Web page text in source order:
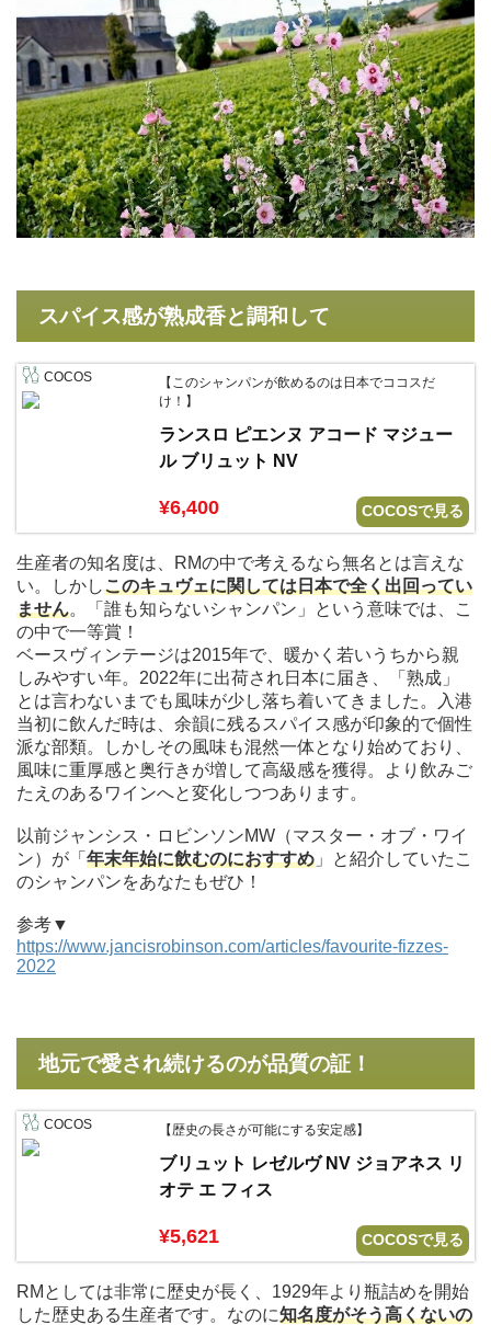
スパイス感が熟成香と調和して
COCOS
【このシャンパンが飲めるのは日本でココスだ
け！】
ランスロ ピエンヌ アコード マジュー
ル ブリュット NV
¥6,400 COCOSで見る
生産者の知名度は、RMの中で考えるなら無名とは言えな
い。しかしこのキュヴェに関しては日本で全く出回ってい
ません。「誰も知らないシャンパン」という意味では、こ
の中で一等賞！
ベースヴィンテージは2015年で、暖かく若いうちから親
しみやすい年。2022年に出荷され日本に届き、「熟成」
とは言わないまでも風味が少し落ち着いてきました。入港
当初に飲んだ時は、余韻に残るスパイス感が印象的で個性
派な部類。しかしその風味も混然一体となり始めており、
風味に重厚感と奥行きが増して高級感を獲得。より飲みご
たえのあるワインへと変化しつつあります。
以前ジャンシス・ロビンソンMW（マスター・オブ・ワイ
ン）が「 年末年始に飲むのにおすすめ 」と紹介していたこ
のシャンパンをあなたもぜひ！
参考▼
https://www.jancisrobinson.com/articles/favourite-fizzes-
2022
地元で愛され続けるのが品質の証！
COCOS 【歴史の長さが可能にする安定感】
ブリュット レゼルヴ NV ジョアネス リ
オテ エ フィス
¥5,621 COCOSで見る
RMとしては非常に歴史が長く、1929年より瓶詰めを開始
した歴史ある生産者です。なのに知名度がそう高くないの